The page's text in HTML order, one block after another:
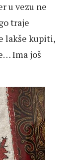
u vezu ne
traje
lakše kupiti,
Ima još